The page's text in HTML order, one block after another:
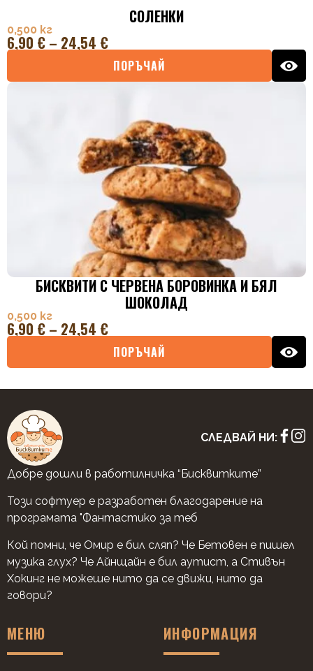
СОЛЕНКИ
0,500 кг
6,90 € – 24,54 €
ПОРЪЧАЙ
БИСКВИТИ С ЧЕРВЕНА БОРОВИНКА И БЯЛ
ШОКОЛАД
0,500 кг
6,90 € – 24,54 €
ПОРЪЧАЙ
СЛЕДВАЙ НИ:
Добре дошли в работилничка “Бисквитките”
Този софтуер е разработен благодарение на
програмата "Фантастико за теб
Кой помни, че Омир е бил сляп? Че Бетовен е пишел
музика глух? Че Айнщайн е бил аутист, а Стивън
Хокинг не можеше нито да се движи, нито да
говори?
МЕНЮ ИНФОРМАЦИЯ